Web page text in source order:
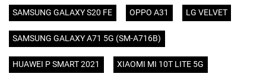
SAMSUNG GALAXY S20 FE OPPO A31 LG VELVET
SAMSUNG GALAXY A71 5G (SM-A716B)
HUAWEI P SMART 2021 XIAOMI MI 10T LITE 5G